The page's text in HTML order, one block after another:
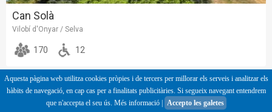
Can Solà
Vilobí d'Onyar / Selva
170 12
Aquesta pàgina web utilitza cookies pròpies i de tercers per millorar els serveis i analitzar els
hàbits de navegació, en cap cas per a finalitats publicitàries. Si segueix navegant entendrem
que n'accepta el seu ús. Més informació| Accepto les galetes